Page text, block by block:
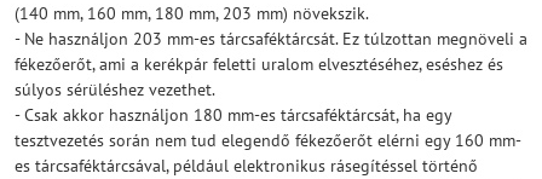
(140 mm, 160 mm, 180 mm, 203 mm) növekszik.
- Ne használjon 203 mm-es tárcsaféktárcsát. Ez túlzottan megnöveli a
fékezőerőt, ami a kerékpár feletti uralom elvesztéséhez, eséshez és
súlyos sérüléshez vezethet.
- Csak akkor használjon 180 mm-es tárcsaféktárcsát, ha egy
tesztvezetés során nem tud elegendő fékezőerőt elérni egy 160 mm-
es tárcsaféktárcsával, például elektronikus rásegítéssel történő